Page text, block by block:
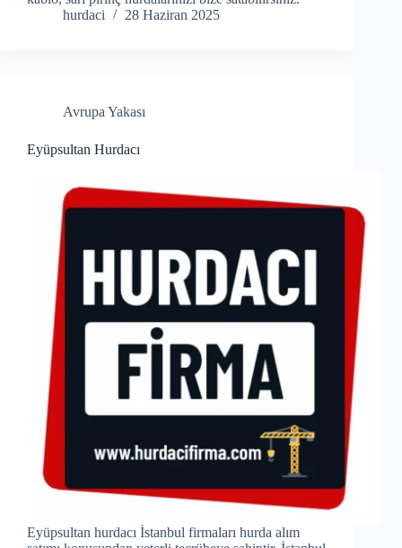
hurdaci
28 Haziran 2025
Avrupa Yakası
Eyüpsultan Hurdacı
Eyüpsultan hurdacı İstanbul firmaları hurda alım